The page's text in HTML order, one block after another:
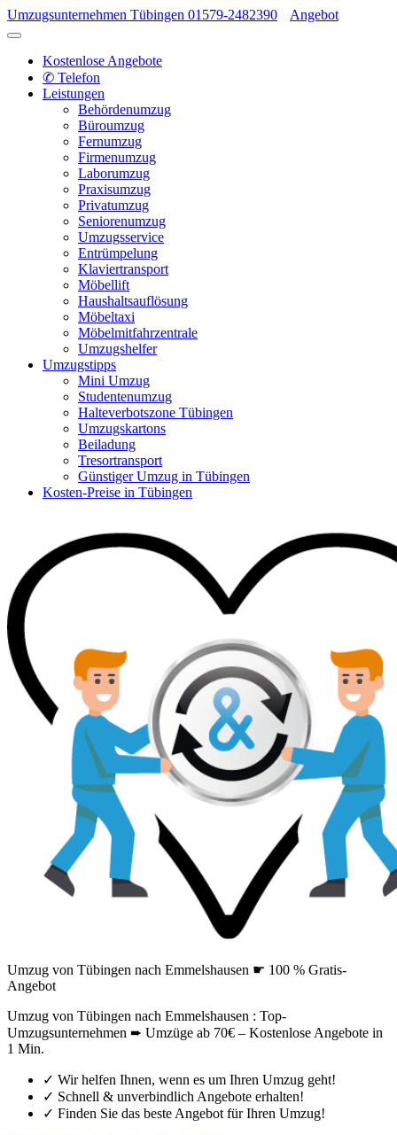
Umzugsunternehmen Tübingen 01579-2482390 Angebot
Kostenlose Angebote
✆ Telefon
Leistungen
Behördenumzug
Büroumzug
Fernumzug
Firmenumzug
Laborumzug
Praxisumzug
Privatumzug
Seniorenumzug
Umzugsservice
Entrümpelung
Klaviertransport
Möbellift
Haushaltsauflösung
Möbeltaxi
Möbelmitfahrzentrale
Umzugshelfer
Umzugstipps
Mini Umzug
Studentenumzug
Halteverbotszone Tübingen
Umzugskartons
Beiladung
Tresortransport
Günstiger Umzug in Tübingen
Kosten-Preise in Tübingen
Umzug von Tübingen nach Emmelshausen ☛ 100 % Gratis-
Angebot
Umzug von Tübingen nach Emmelshausen : Top-
Umzugsunternehmen ➨ Umzüge ab 70€ – Kostenlose Angebote in
1 Min.
✓ Wir helfen Ihnen, wenn es um Ihren Umzug geht!
✓ Schnell & unverbindlich Angebote erhalten!
✓ Finden Sie das beste Angebot für Ihren Umzug!